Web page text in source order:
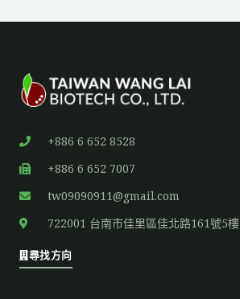
+886 6 652 8528
+886 6 652 7007
tw09090911@gmail.com
722001 台南市佳里區佳北路161號5樓
尋找方向